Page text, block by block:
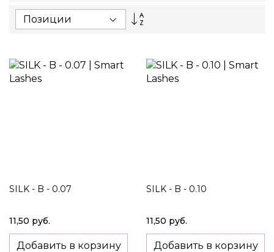
Set
SILK - B - 0.07
11,50 руб.
Добавить в корзину
SILK - B - 0.10
11,50 руб.
Добавить в корзину